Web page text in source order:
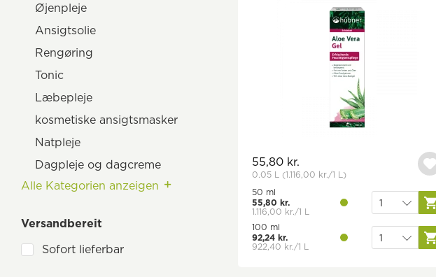
Øjenpleje
Ansigtsolie
Rengøring
Tonic
Læbepleje
kosmetiske ansigtsmasker
Natpleje
Dagpleje og dagcreme
Spezialpflege
Hånd- og fodpleje
Alle Kategorien anzeigen
Versandbereit
Sofort lieferbar
55,80 kr.
0.05 L (1.116,00 kr./1 L)
50 ml
55,80 kr.
1.116,00 kr./1 L
100 ml
92,24 kr.
922,40 kr./1 L